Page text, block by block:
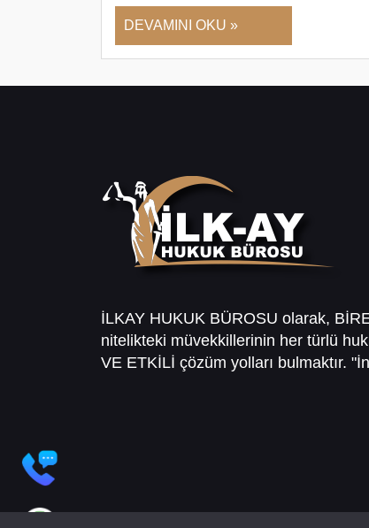
DEVAMINI OKU »
İLKAY HUKUK BÜROSU olarak,
nitelikteki müvekkillerinin her türlü
VE ETKİLİ çözüm yolları bulmaktır.